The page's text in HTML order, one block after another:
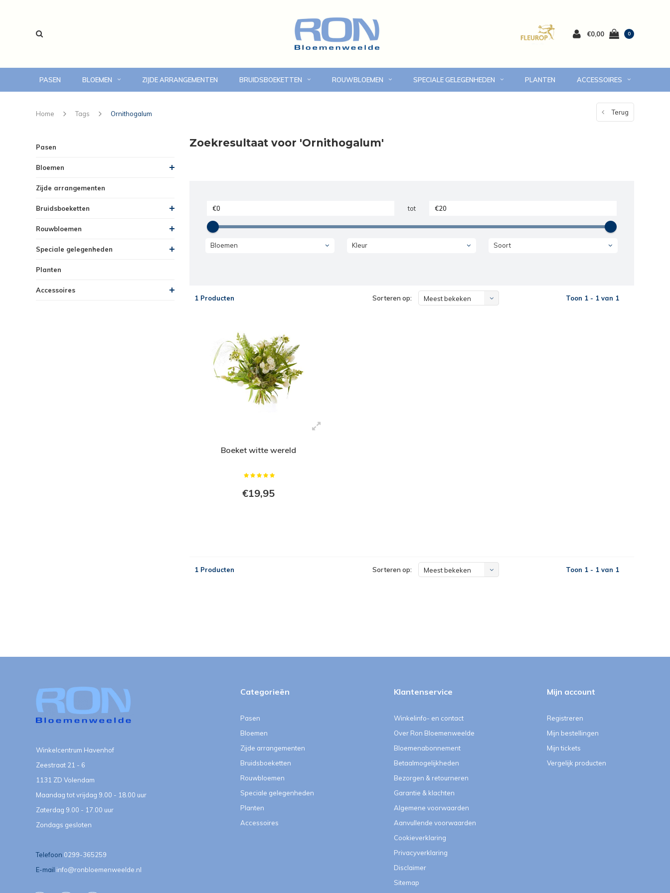
€0,00 0
PASEN BLOEMEN ZIJDE ARRANGEMENTEN BRUIDSBOEKETTEN ROUWBLOEMEN SPECIALE GELEGENHEDEN PLANTEN ACCESSOIRES
voor 14:00 uur besteld, vandaag bezorgd Online bloemen bestellen Eigen bezorgdienst in Volendam en omgeving 7 dagen versgarantie
Home Tags Ornithogalum Terug
Pasen
Bloemen
Zijde arrangementen
Bruidsboeketten
Rouwbloemen
Speciale gelegenheden
Planten
Accessoires
Zoekresultaat voor 'Ornithogalum'
tot
Bloemen Kleur Soort
1 Producten Sorteren op: Meest bekeken Toon 1 - 1 van 1
Boeket witte wereld
€19,95
1 Producten Sorteren op: Meest bekeken Toon 1 - 1 van 1
Winkelcentrum Havenhof
Zeestraat 21 - 6
1131 ZD Volendam
Maandag tot vrijdag 9.00 - 18.00 uur
Zaterdag 9.00 - 17.00 uur
Zondags gesloten
Telefoon 0299-365259
E-mail info@ronbloemenweelde.nl
Categorieën
Pasen
Bloemen
Zijde arrangementen
Bruidsboeketten
Rouwbloemen
Speciale gelegenheden
Planten
Accessoires
Klantenservice
Winkelinfo- en contact
Over Ron Bloemenweelde
Bloemenabonnement
Betaalmogelijkheden
Bezorgen & retourneren
Garantie & klachten
Algemene voorwaarden
Aanvullende voorwaarden
Cookieverklaring
Privacyverklaring
Disclaimer
Sitemap
Mijn account
Registreren
Mijn bestellingen
Mijn tickets
Vergelijk producten